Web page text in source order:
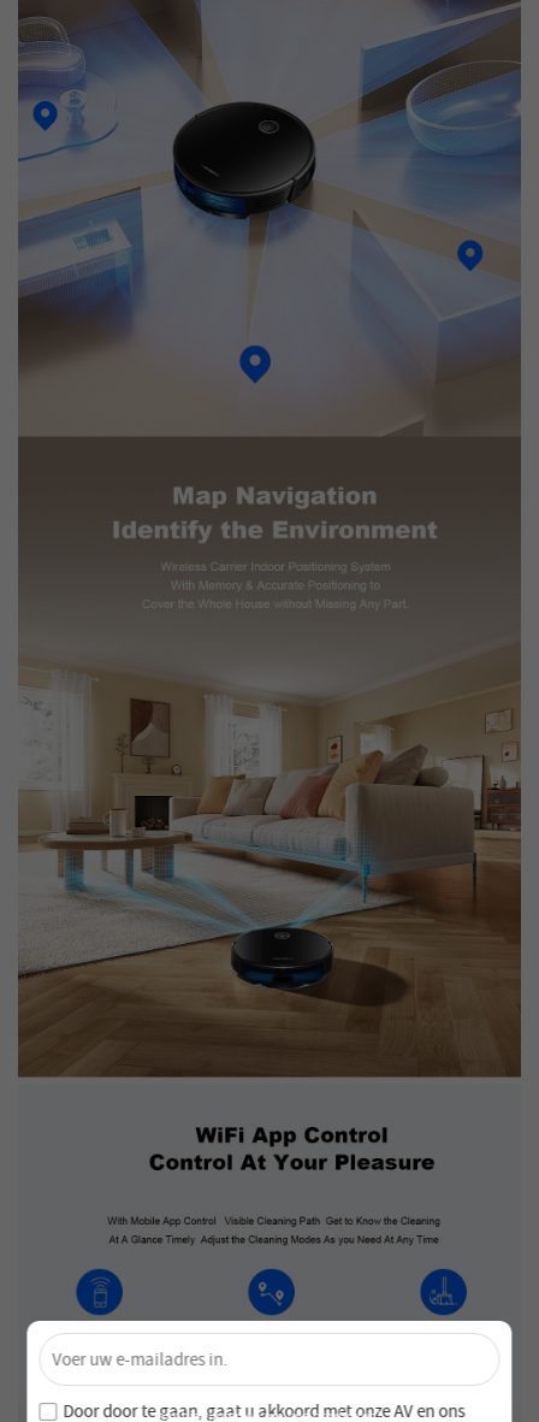
Ontgrendel 4% Korting – Schrijf je nu in!
Word lid van onze nieuwsbrief en mis nooit speciale
aanbiedingen en nieuwe producten!
×
Door door te gaan, gaat u akkoord met onzeAV enons